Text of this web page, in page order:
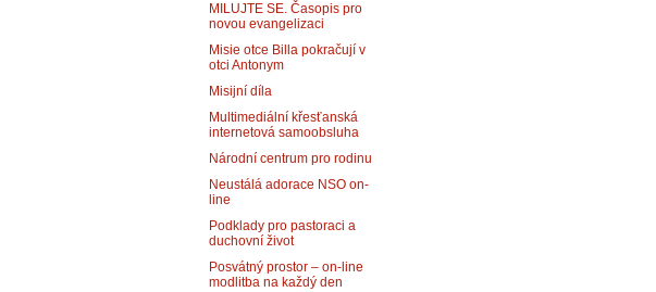
MILUJTE SE. Časopis pro
novou evangelizaci
Misie otce Billa pokračují v
otci Antonym
Misijní díla
Multimediální křesťanská
internetová samoobsluha
Národní centrum pro rodinu
Neustálá adorace NSO on-
line
Podklady pro pastoraci a
duchovní život
Posvátný prostor – on-line
modlitba na každý den